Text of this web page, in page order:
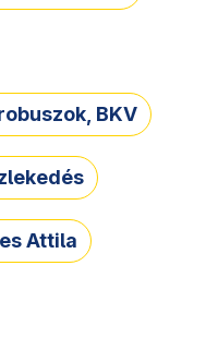
BKV
Attila